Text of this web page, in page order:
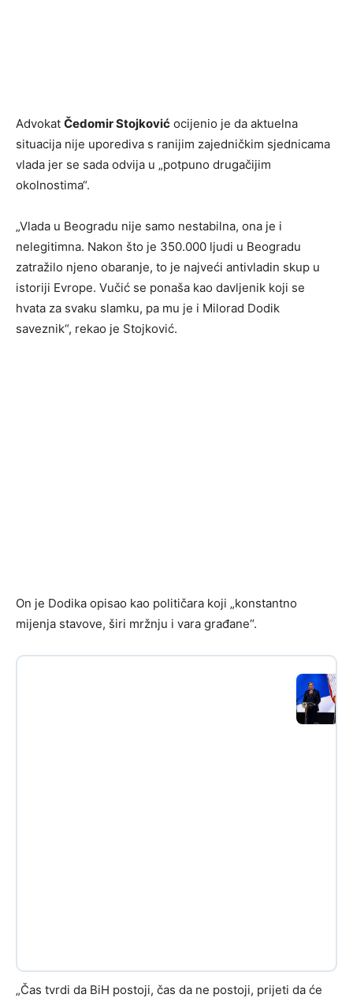
Advokat Čedomir Stojković ocijenio je da aktuelna
situacija nije uporediva s ranijim zajedničkim sjednicama
vlada jer se sada odvija u „potpuno drugačijim
okolnostima“.
„Vlada u Beogradu nije samo nestabilna, ona je i
nelegitimna. Nakon što je 350.000 ljudi u Beogradu
zatražilo njeno obaranje, to je najveći antivladin skup u
istoriji Evrope. Vučić se ponaša kao davljenik koji se
hvata za svaku slamku, pa mu je i Milorad Dodik
saveznik“, rekao je Stojković.
On je Dodika opisao kao političara koji „konstantno
mijenja stavove, širi mržnju i vara građane“.
„Čas tvrdi da BiH postoji, čas da ne postoji, prijeti da će